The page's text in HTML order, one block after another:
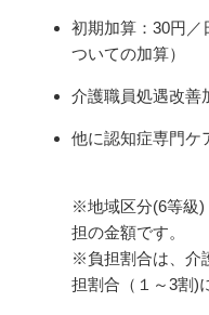
初期加算：30円／
ついての加算）
介護職員処遇改善
他に認知症専門ケ
※地域区分(6等級)
担の金額です。
※負担割合は、介
担割合（１～3割)